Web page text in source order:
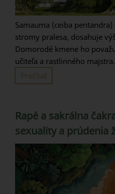
Samauma (ceiba
stromy pralesa, dosahuje
Domorodé kmene ho
učiteľa a rastlinného
Prečítať
Rapé a sakrálna
sexuality a prúdenia